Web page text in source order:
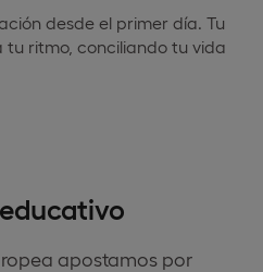
desde el primer día. Tu
ritmo, conciliando tu vida
apostamos por